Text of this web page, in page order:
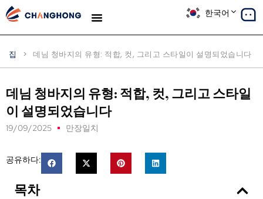
한국어
집 > 데님 청바지의 유형: 적합, 컷, 그리고 스타일이 설명되었습니다
데님 청바지의 유형: 적합, 컷, 그리고 스타일
이 설명되었습니다
19/09/2025 만장일치
공유하다:
목차